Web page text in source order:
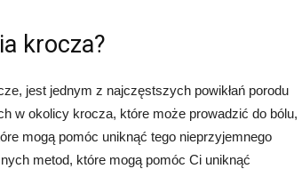
krocza?
jest jednym z najczęstszych powikłań porodu
w okolicy krocza, które może prowadzić do bólu,
mogą pomóc uniknąć tego nieprzyjemnego
metod, które mogą pomóc Ci uniknąć